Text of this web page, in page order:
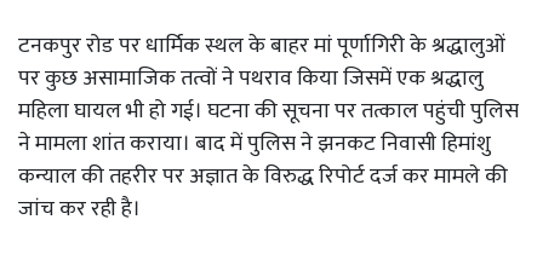
टनकपुर रोड पर धार्मिक स्थल के बाहर मां पूर्णागिरी के श्रद्धालुओं
पर कुछ असामाजिक तत्वों ने पथराव किया जिसमें एक श्रद्धालु
महिला घायल भी हो गई। घटना की सूचना पर तत्काल पहुंची पुलिस
ने मामला शांत कराया। बाद में पुलिस ने झनकट निवासी हिमांशु
कन्याल की तहरीर पर अज्ञात के विरुद्ध रिपोर्ट दर्ज कर मामले की
जांच कर रही है।